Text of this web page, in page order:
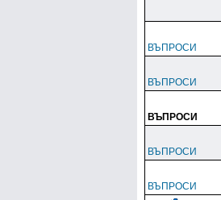
ВЪПРОСИ
ВЪПРОСИ
ВЪПРОСИ
ВЪПРОСИ
ВЪПРОСИ